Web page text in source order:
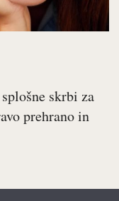
skrbi za
prehrano in